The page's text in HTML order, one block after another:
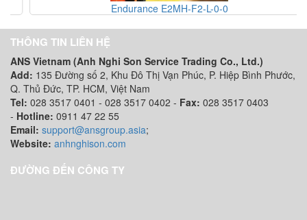
Endurance E2MH-F2-L-0-0
THÔNG TIN LIÊN HỆ
ANS Vietnam (Anh Nghi Son Service Trading Co., Ltd.)
Add: 135 Đường số 2, Khu Đô Thị Vạn Phúc, P. Hiệp Bình Phước,
Q. Thủ Đức, TP. HCM, Việt Nam
Tel: 028 3517 0401 - 028 3517 0402 - Fax: 028 3517 0403
- Hotline: 0911 47 22 55
Email: support@ansgroup.asia;
Website: anhnghison.com
ĐƯỜNG ĐẾN CÔNG TY